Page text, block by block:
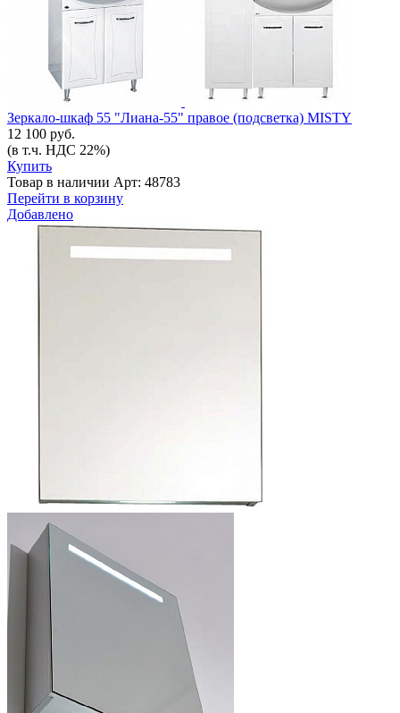
Зеркало-шкаф 55 "Лиана-55" правое (подсветка) MISTY
12 100 руб.
(в т.ч. НДС 22%)
Купить
Товар в наличии Арт: 48783
Перейти в корзину
Добавлено